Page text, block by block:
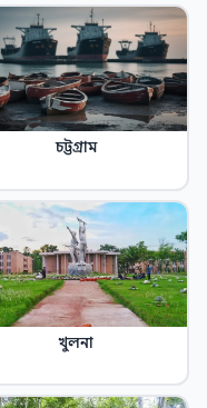
চট্টগ্রাম
খুলনা